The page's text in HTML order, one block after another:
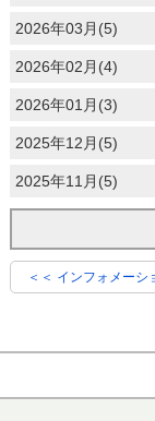
2026年03月(5)
2026年02月(4)
2026年01月(3)
2025年12月(5)
2025年11月(5)
＜＜ インフォメーシ